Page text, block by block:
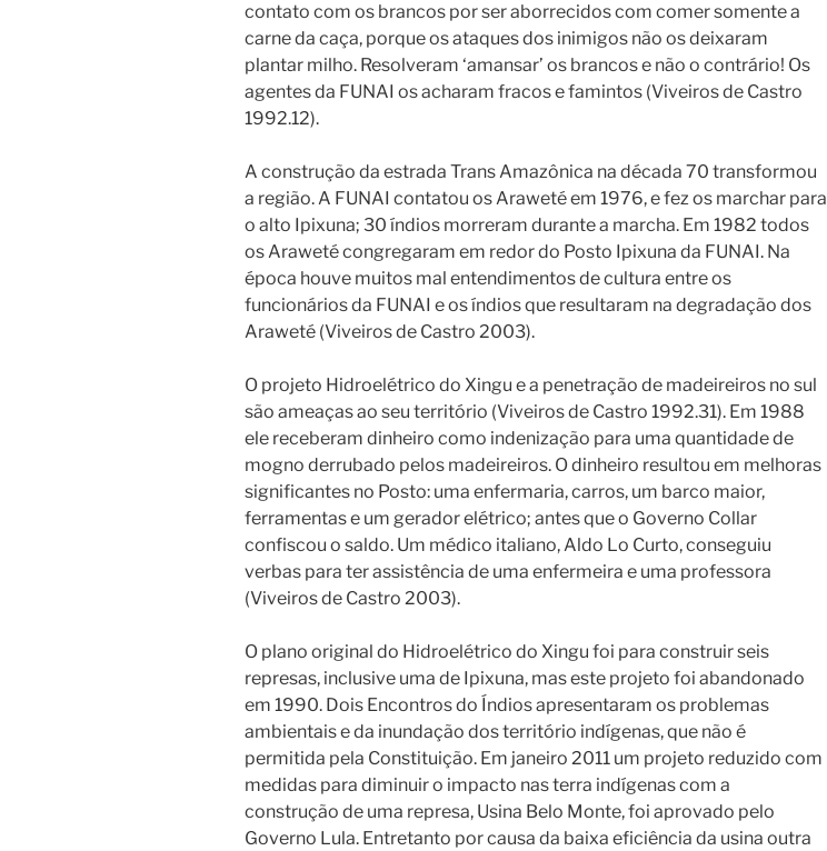
contato com os brancos por ser aborrecidos com comer somente a
carne da caça, porque os ataques dos inimigos não os deixaram
plantar milho. Resolveram ‘amansar’ os brancos e não o contrário! Os
agentes da FUNAI os acharam fracos e famintos (Viveiros de Castro
1992.12).
A construção da estrada Trans Amazônica na década 70 transformou
a região. A FUNAI contatou os Araweté em 1976, e fez os marchar para
o alto Ipixuna; 30 índios morreram durante a marcha. Em 1982 todos
os Araweté congregaram em redor do Posto Ipixuna da FUNAI. Na
época houve muitos mal entendimentos de cultura entre os
funcionários da FUNAI e os índios que resultaram na degradação dos
Araweté (Viveiros de Castro 2003).
O projeto Hidroelétrico do Xingu e a penetração de madeireiros no sul
são ameaças ao seu território (Viveiros de Castro 1992.31). Em 1988
ele receberam dinheiro como indenização para uma quantidade de
mogno derrubado pelos madeireiros. O dinheiro resultou em melhoras
significantes no Posto: uma enfermaria, carros, um barco maior,
ferramentas e um gerador elétrico; antes que o Governo Collar
confiscou o saldo. Um médico italiano, Aldo Lo Curto, conseguiu
verbas para ter assistência de uma enfermeira e uma professora
(Viveiros de Castro 2003).
O plano original do Hidroelétrico do Xingu foi para construir seis
represas, inclusive uma de Ipixuna, mas este projeto foi abandonado
em 1990. Dois Encontros do Índios apresentaram os problemas
ambientais e da inundação dos território indígenas, que não é
permitida pela Constituição. Em janeiro 2011 um projeto reduzido com
medidas para diminuir o impacto nas terra indígenas com a
construção de uma represa, Usina Belo Monte, foi aprovado pelo
Governo Lula. Entretanto por causa da baixa eficiência da usina outra